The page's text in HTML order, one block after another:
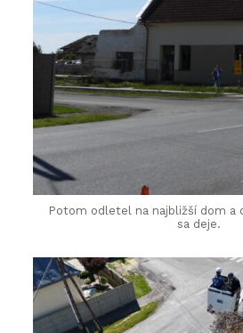
Potom odletel na najbližší dom a
sa deje.